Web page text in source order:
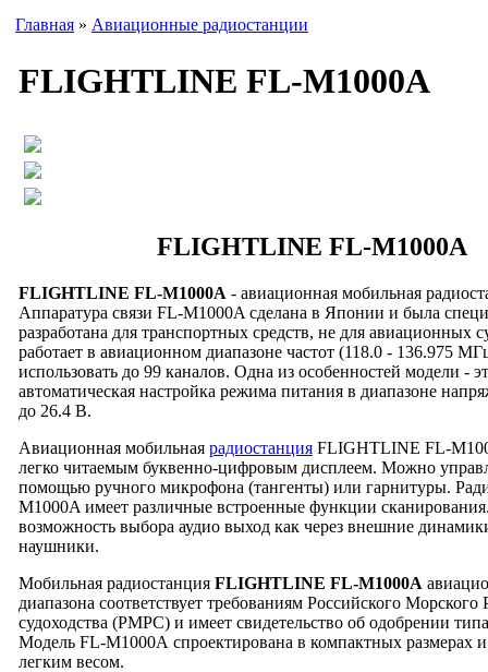
Главная » Авиационные радиостанции
FLIGHTLINE FL-M1000A
FLIGHTLINE FL-M1000A
FLIGHTLINE FL-M1000A - авиационная мобильная
Аппаратура связи FL-M1000A сделана в Японии и была
разработана для транспортных средств, не для авиационных
работает в авиационном диапазоне частот (118.0 - 136.975
использовать до 99 каналов. Одна из особенностей модели -
автоматическая настройка режима питания в диапазоне
до 26.4 В.
Авиационная мобильная радиостанц­ия FLIGHTLINE FL-
легко читаемым буквенно-цифровым дисплеем. Можно
помощью ручного микрофона (тангенты) или гарнитуры.
M1000A имеет различные встроенные функции
возможность выбора аудио выход как через внешние
наушники.
Мобильная радиостанция FLIGHTLINE FL-M1000A
диапазона соответствует требованиям Российского Морского
судоходства (РМРС) и имеет свидетельство об одобрении
Модель FL-M1000A спроектирована в компактных размерах и
легким весом.